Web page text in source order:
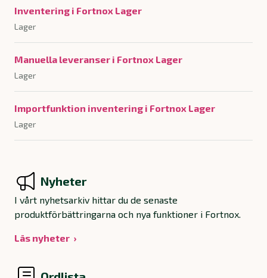
Inventering i Fortnox Lager
Lager
Manuella leveranser i Fortnox Lager
Lager
Importfunktion inventering i Fortnox Lager
Lager
Nyheter
I vårt nyhetsarkiv hittar du de senaste
produktförbättringarna och nya funktioner i Fortnox.
Läs nyheter